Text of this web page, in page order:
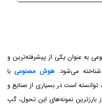
به عنوان یکی از پیشرفته‌ترین و
شناخته می‌شود.هوش مصنوعیبا
توانسته است در بسیاری از صنایع و
بارزترین نمونه‌های این تحول، گپ